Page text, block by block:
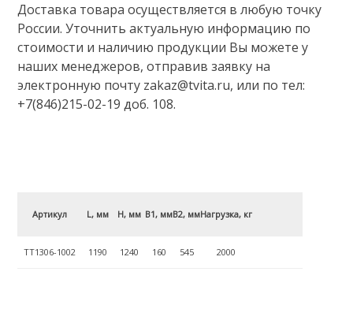
Доставка товара осуществляется в любую точку
России. Уточнить актуальную информацию по
стоимости и наличию продукции Вы можете у
наших менеджеров, отправив заявку на
электронную почту zakaz@tvita.ru, или по тел:
+7(846)215-02-19 доб. 108.
Артикул L, мм H, мм B1, ммB2, ммНагрузка, кг
ТТ1306-1002 1190 1240 160 545 2000